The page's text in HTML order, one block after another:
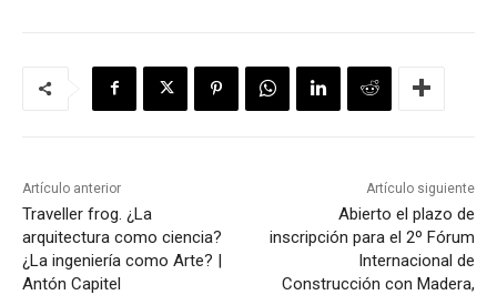
Artículo anterior
Traveller frog. ¿La
arquitectura como ciencia?
¿La ingeniería como Arte? |
Antón Capitel
Artículo siguiente
Abierto el plazo de
inscripción para el 2º Fórum
Internacional de
Construcción con Madera,